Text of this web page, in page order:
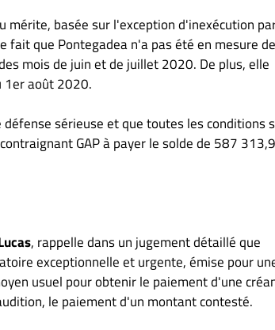
mérite, basée sur l'exception d'inexécution
que Pontegadea n'a pas été en mesure
mois de juin et de juillet 2020. De plus, elle
1er août 2020.
sérieuse et que toutes les conditions
GAP à payer le solde de 587
, rappelle dans un jugement détaillé que
exceptionnelle et urgente, émise pour
usuel pour obtenir le paiement d'une
le paiement d'un montant contesté.